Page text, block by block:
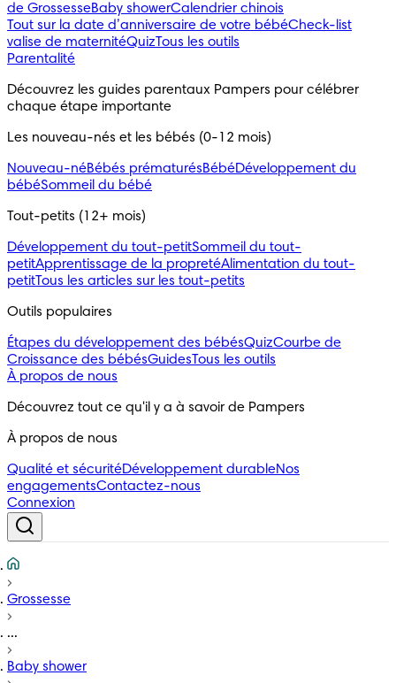
de GrossesseBaby showerCalendrier chinois
Tout sur la date d’anniversaire de votre bébéCheck-list
valise de maternitéQuizTous les outils
Parentalité
Découvrez les guides parentaux Pampers pour célébrer
chaque étape importante
Les nouveau-nés et les bébés (0-12 mois)
Nouveau-néBébés prématurésBébéDéveloppement du
bébéSommeil du bébé
Tout-petits (12+ mois)
Développement du tout-petitSommeil du tout-
petitApprentissage de la propretéAlimentation du tout-
petitTous les articles sur les tout-petits
Outils populaires
Étapes du développement des bébésQuizCourbe de
Croissance des bébésGuidesTous les outils
À propos de nous
Découvrez tout ce qu'il y a à savoir de Pampers
À propos de nous
Qualité et sécuritéDéveloppement durableNos
engagementsContactez-nous
Connexion
Grossesse
...
Baby shower